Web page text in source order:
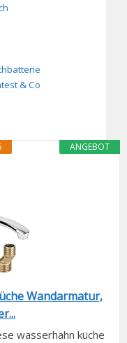
& Co
ANGEBOT
Wandarmatur,
wasserhahn küche